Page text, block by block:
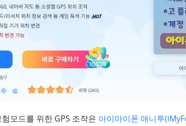
모드를 위한 GPS 조작은 아이마이폰 애니투